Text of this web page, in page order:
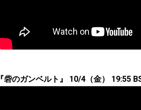
『砦のガンベルト』 10/4（金） 19:55